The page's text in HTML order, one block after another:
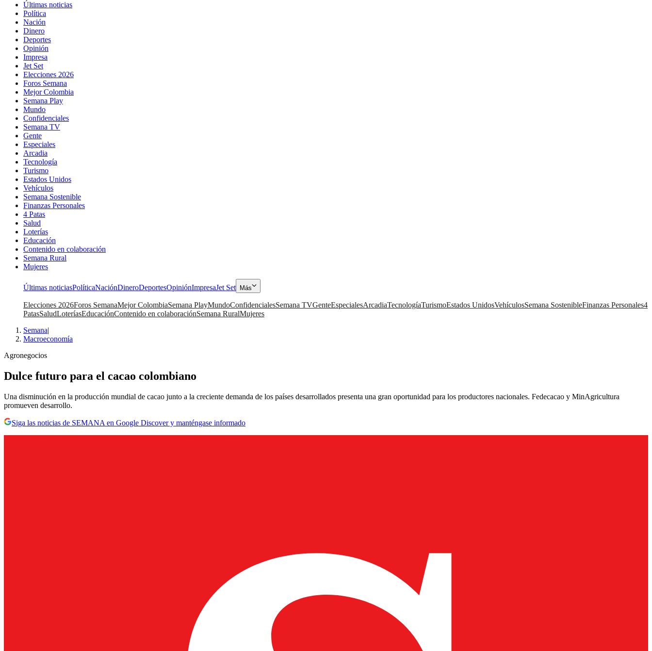
Últimas noticias
Política
Nación
Dinero
Deportes
Opinión
Impresa
Jet Set
Elecciones 2026
Foros Semana
Mejor Colombia
Semana Play
Mundo
Confidenciales
Semana TV
Gente
Especiales
Arcadia
Tecnología
Turismo
Estados Unidos
Vehículos
Semana Sostenible
Finanzas Personales
4 Patas
Salud
Loterías
Educación
Contenido en colaboración
Semana Rural
Mujeres
Últimas noticiasPolíticaNaciónDineroDeportesOpiniónImpresaJet Set Más
Elecciones 2026Foros SemanaMejor ColombiaSemana PlayMundoConfidencialesSemana TVGenteEspecialesArcadiaTecnologíaTurismoEstados UnidosVehículosSemana SostenibleFinanzas Personales4
PatasSaludLoteríasEducaciónContenido en colaboraciónSemana RuralMujeres
Semana|
Macroeconomía
Agronegocios
Dulce futuro para el cacao colombiano
Una disminución en la producción mundial de cacao junto a la creciente demanda de los países desarrollados presenta una gran oportunidad para los productores nacionales. Fedecacao y MinAgricultura
promueven desarrollo.
Siga las noticias de SEMANA en Google Discover y manténgase informado